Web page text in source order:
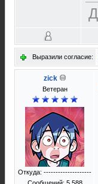
Выразили согласие:
zick
Ветеран
Откуда: --------------------